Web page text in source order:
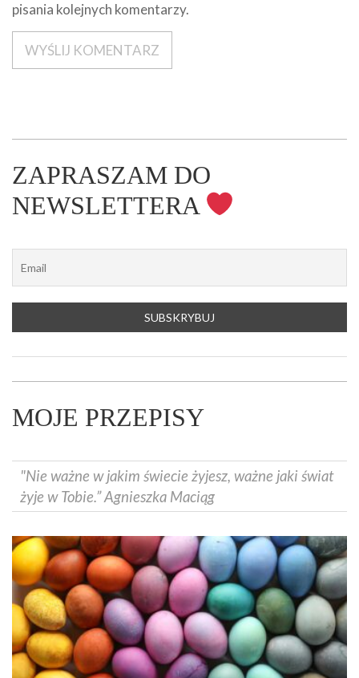
pisania kolejnych komentarzy.
ZAPRASZAM DO
NEWSLETTERA
MOJE PRZEPISY
"Nie ważne w jakim świecie żyjesz, ważne jaki świat
żyje w Tobie.” Agnieszka Maciąg